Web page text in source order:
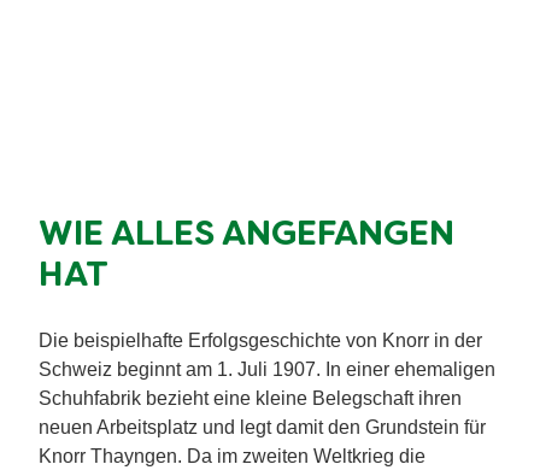
WIE ALLES ANGEFANGEN
HAT
Die beispielhafte Erfolgsgeschichte von Knorr in der
Schweiz beginnt am 1. Juli 1907. In einer ehemaligen
Schuhfabrik bezieht eine kleine Belegschaft ihren
neuen Arbeitsplatz und legt damit den Grundstein für
Knorr Thayngen. Da im zweiten Weltkrieg die